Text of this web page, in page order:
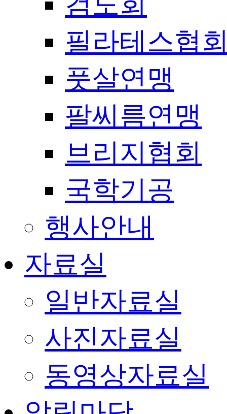
필라테스협
풋살연맹
팔씨름연맹
브리지협회
국학기공
행사안내
자료실
일반자료실
사진자료실
동영상자료실